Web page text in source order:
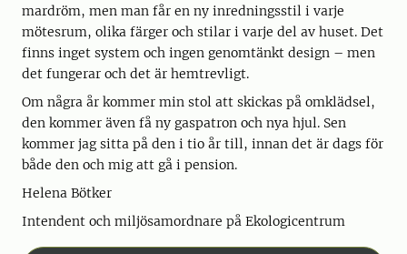
mardröm, men man får en ny inredningsstil i varje
mötesrum, olika färger och stilar i varje del av huset. Det
finns inget system och ingen genomtänkt design – men
det fungerar och det är hemtrevligt.
Om några år kommer min stol att skickas på omklädsel,
den kommer även få ny gaspatron och nya hjul. Sen
kommer jag sitta på den i tio år till, innan det är dags för
både den och mig att gå i pension.
Helena Bötker
Intendent och miljösamordnare på Ekologicentrum